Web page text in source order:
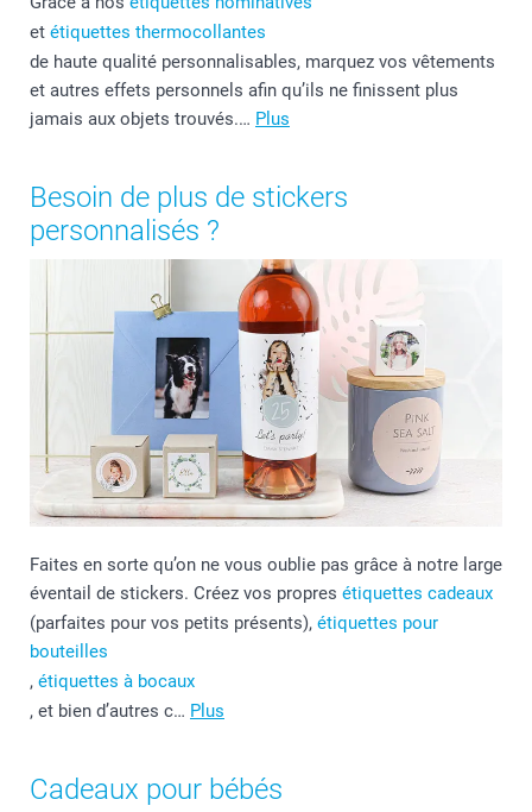
et étiquettes thermocollantes
de haute qualité personnalisables, marquez vos vêtements
et autres effets personnels afin qu’ils ne finissent plus
jamais aux objets trouvés.… Plus
Besoin de plus de stickers
personnalisés ?
Faites en sorte qu’on ne vous oublie pas grâce à notre large
éventail de stickers. Créez vos propres étiquettes cadeaux
(parfaites pour vos petits présents), étiquettes pour
bouteilles
, étiquettes à bocaux
, et bien d’autres c… Plus
Cadeaux pour bébés